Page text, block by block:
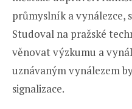
průmyslník a vynálezce,
Studoval na pražské
věnovat výzkumu a
uznávaným vynálezem
signalizace.